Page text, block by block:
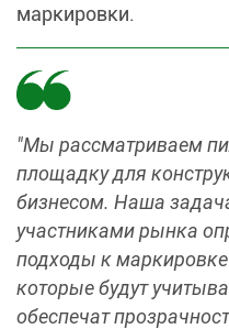
маркировки.
"Мы рассматриваем
площадку для
бизнесом. Наша
участниками рынка
подходы к
которые будут
обеспечат